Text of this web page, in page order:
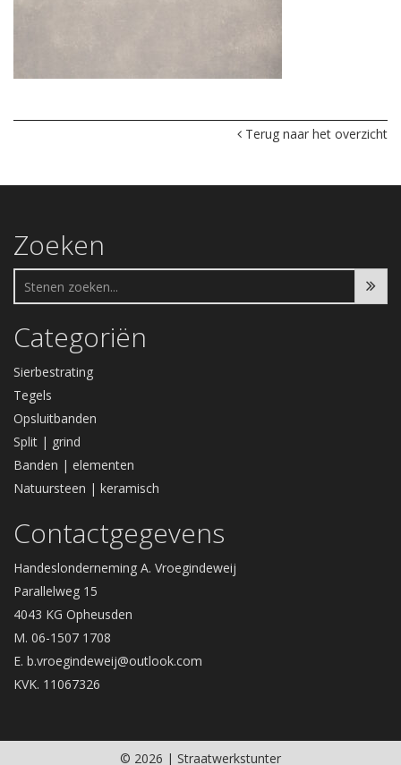
Terug naar het overzicht
Zoeken
Categoriën
Sierbestrating
Tegels
Opsluitbanden
Split | grind
Banden | elementen
Natuursteen | keramisch
Contactgegevens
Handeslonderneming A. Vroegindeweij
Parallelweg 15
4043 KG Opheusden
M. 06-1507 1708
E. b.vroegindeweij@outlook.com
KVK. 11067326
© 2026 | Straatwerkstunter